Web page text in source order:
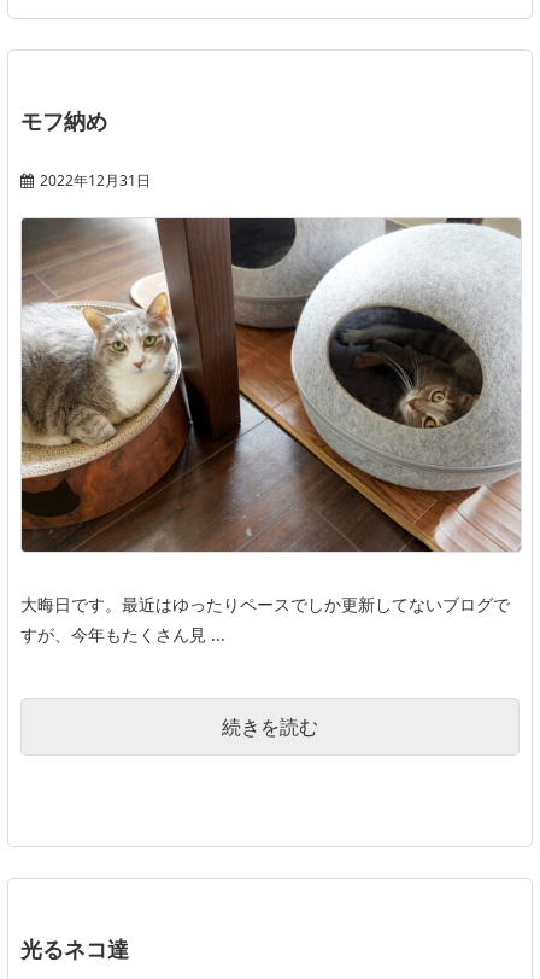
モフ納め
2022年12月31日
大晦日です。最近はゆったりペースでしか更新してないブログで
すが、今年もたくさん見 ...
続きを読む
光るネコ達